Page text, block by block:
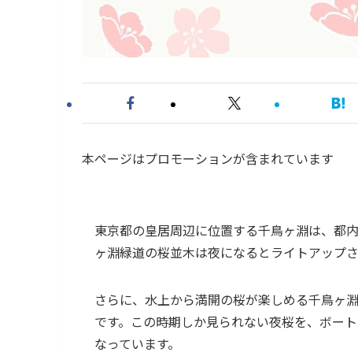
本ページはプロモーションが含まれています
東京都の皇居周辺に位置する千鳥ヶ淵は、都
ヶ淵緑道の桜並木は夜になるとライトアップ
さらに、水上から満開の桜が楽しめる千鳥ヶ
です。この時期しか見られない夜桜を、ボー
なっています。